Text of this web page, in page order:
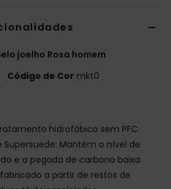
joelho Rosa homem
Código de Cor mkt0
hidrofóbico sem PFC
Supersuede: Mantém o nível de
e a pegada de carbono baixa
a partir de restos de